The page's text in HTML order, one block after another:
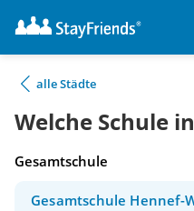
alle Städte
Welche Schule
Gesamtschule
Gesamtschule Hennef-